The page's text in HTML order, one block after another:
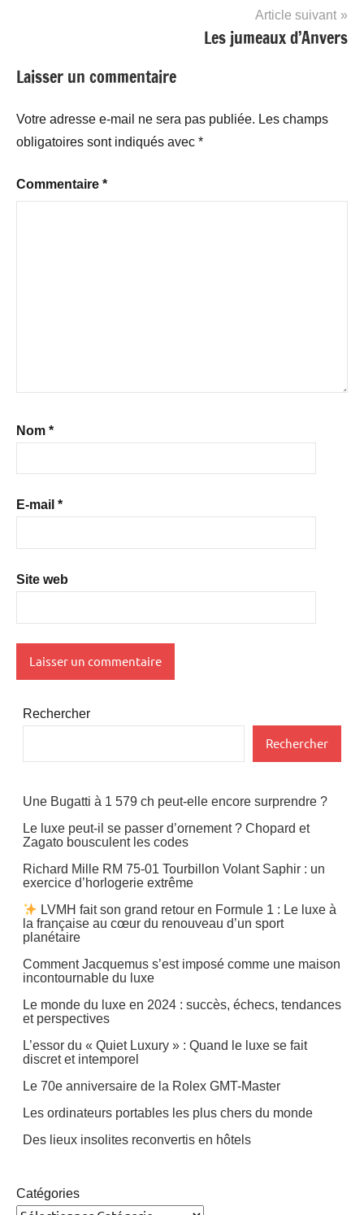
Article suivant
Les jumeaux d’Anvers
Laisser un commentaire
Votre adresse e-mail ne sera pas publiée. Les champs
obligatoires sont indiqués avec *
Commentaire *
Nom *
E-mail *
Site web
Rechercher
Rechercher
Une Bugatti à 1 579 ch peut-elle encore surprendre ?
Le luxe peut-il se passer d’ornement ? Chopard et
Zagato bousculent les codes
Richard Mille RM 75-01 Tourbillon Volant Saphir : un
exercice d’horlogerie extrême
LVMH fait son grand retour en Formule 1 : Le luxe à
la française au cœur du renouveau d’un sport
planétaire
Comment Jacquemus s’est imposé comme une maison
incontournable du luxe
Le monde du luxe en 2024 : succès, échecs, tendances
et perspectives
L’essor du « Quiet Luxury » : Quand le luxe se fait
discret et intemporel
Le 70e anniversaire de la Rolex GMT-Master
Les ordinateurs portables les plus chers du monde
Des lieux insolites reconvertis en hôtels
Catégories